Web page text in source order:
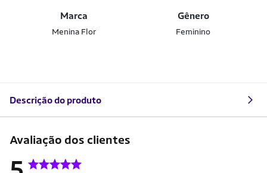
Marca
Menina Flor
Gênero
Feminino
Descrição do produto
Avaliação dos clientes